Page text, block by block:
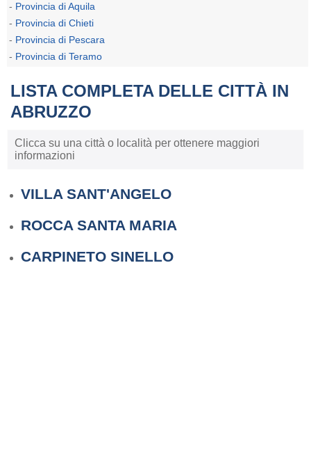
- Provincia di Aquila
- Provincia di Chieti
- Provincia di Pescara
- Provincia di Teramo
LISTA COMPLETA DELLE CITTÀ IN
ABRUZZO
Clicca su una città o località per ottenere maggiori
informazioni
VILLA SANT'ANGELO
ROCCA SANTA MARIA
CARPINETO SINELLO